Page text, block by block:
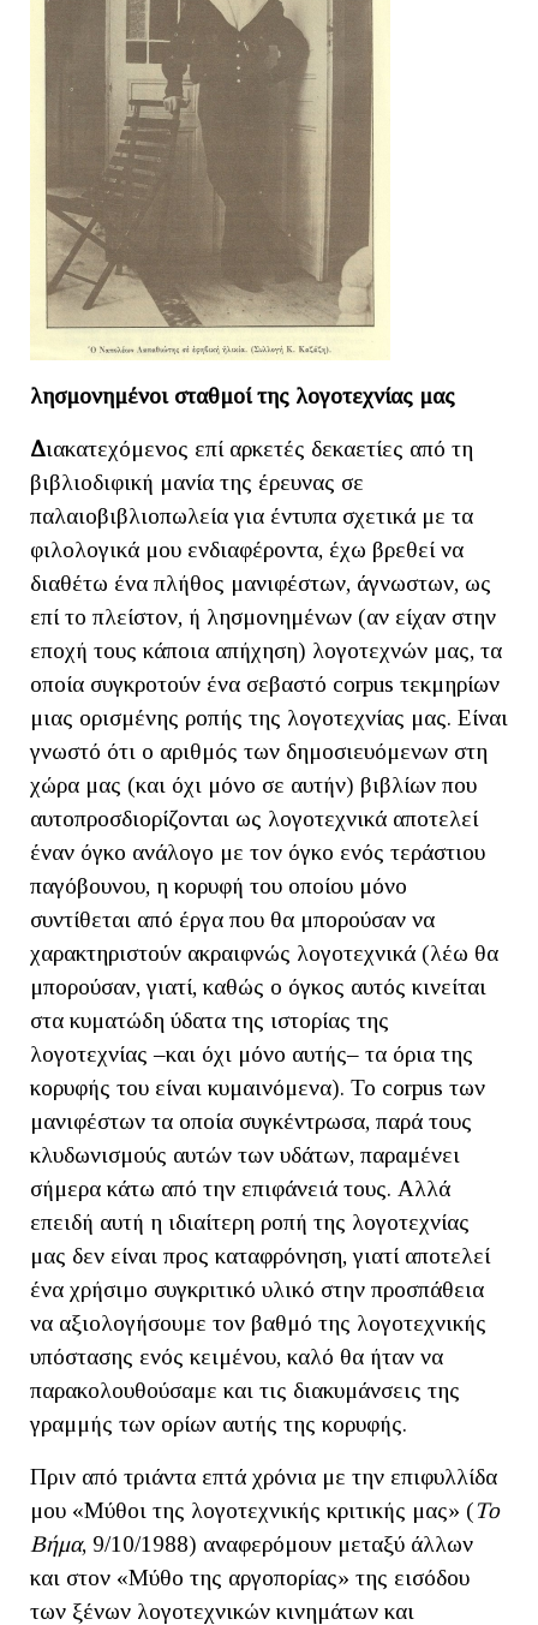
λησμονημένοι σταθμοί της λογοτεχνίας μας
Διακατεχόμενος επί αρκετές δεκαετίες από τη
βιβλιοδιφική μανία της έρευνας σε
παλαιοβιβλιοπωλεία για έντυπα σχετικά με τα
φιλολογικά μου ενδιαφέροντα, έχω βρεθεί να
διαθέτω ένα πλήθος μανιφέστων, άγνωστων, ως
επί το πλείστον, ή λησμονημένων (αν είχαν στην
εποχή τους κάποια απήχηση) λογοτεχνών μας, τα
οποία συγκροτούν ένα σεβαστό corpus τεκμηρίων
μιας ορισμένης ροπής της λογοτεχνίας μας. Είναι
γνωστό ότι ο αριθμός των δημοσιευόμενων στη
χώρα μας (και όχι μόνο σε αυτήν) βιβλίων που
αυτοπροσδιορίζονται ως λογοτεχνικά αποτελεί
έναν όγκο ανάλογο με τον όγκο ενός τεράστιου
παγόβουνου, η κορυφή του οποίου μόνο
συντίθεται από έργα που θα μπορούσαν να
χαρακτηριστούν ακραιφνώς λογοτεχνικά (λέω θα
μπορούσαν, γιατί, καθώς ο όγκος αυτός κινείται
στα κυματώδη ύδατα της ιστορίας της
λογοτεχνίας ‒και όχι μόνο αυτής‒ τα όρια της
κορυφής του είναι κυμαινόμενα). Το corpus των
μανιφέστων τα οποία συγκέντρωσα, παρά τους
κλυδωνισμούς αυτών των υδάτων, παραμένει
σήμερα κάτω από την επιφάνειά τους. Αλλά
επειδή αυτή η ιδιαίτερη ροπή της λογοτεχνίας
μας δεν είναι προς καταφρόνηση, γιατί αποτελεί
ένα χρήσιμο συγκριτικό υλικό στην προσπάθεια
να αξιολογήσουμε τον βαθμό της λογοτεχνικής
υπόστασης ενός κειμένου, καλό θα ήταν να
παρακολουθούσαμε και τις διακυμάνσεις της
γραμμής των ορίων αυτής της κορυφής.
Πριν από τριάντα επτά χρόνια με την επιφυλλίδα
μου «Μύθοι της λογοτεχνικής κριτικής μας» (Το
Βήμα, 9/10/1988) αναφερόμουν μεταξύ άλλων
και στον «Μύθο της αργοπορίας» της εισόδου
των ξένων λογοτεχνικών κινημάτων και